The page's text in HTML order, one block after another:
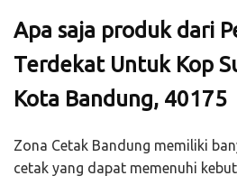
Apa saja produk dari
Terdekat Untuk Kop
Kota Bandung, 40175
Zona Cetak Bandung memiliki
cetak yang dapat memenuhi